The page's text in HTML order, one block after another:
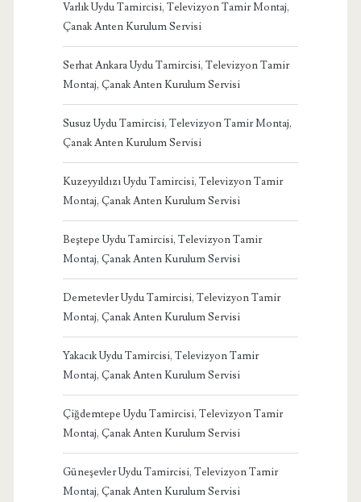
Varlık Uydu Tamircisi, Televizyon Tamir Montaj,
Çanak Anten Kurulum Servisi
Serhat Ankara Uydu Tamircisi, Televizyon Tamir
Montaj, Çanak Anten Kurulum Servisi
Susuz Uydu Tamircisi, Televizyon Tamir Montaj,
Çanak Anten Kurulum Servisi
Kuzeyyıldızı Uydu Tamircisi, Televizyon Tamir
Montaj, Çanak Anten Kurulum Servisi
Beştepe Uydu Tamircisi, Televizyon Tamir
Montaj, Çanak Anten Kurulum Servisi
Demetevler Uydu Tamircisi, Televizyon Tamir
Montaj, Çanak Anten Kurulum Servisi
Yakacık Uydu Tamircisi, Televizyon Tamir
Montaj, Çanak Anten Kurulum Servisi
Çiğdemtepe Uydu Tamircisi, Televizyon Tamir
Montaj, Çanak Anten Kurulum Servisi
Güneşevler Uydu Tamircisi, Televizyon Tamir
Montaj, Çanak Anten Kurulum Servisi